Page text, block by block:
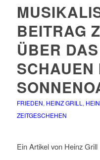
BEITRAG
ÜBER
SCHAUEN
FRIEDEN, HEINZ GRILL ,
ZEITGESCHEHEN
Ein Artikel von Heinz Grill